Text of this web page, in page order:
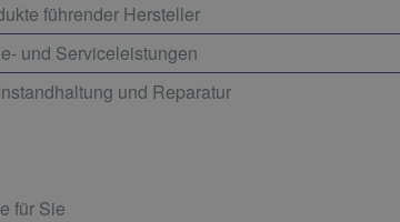
führender Hersteller
und Serviceleistungen
und Reparatur
für Sie